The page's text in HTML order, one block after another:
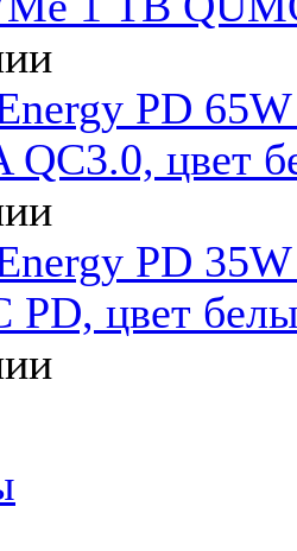
PD
QC3.0, цвет
PD
PD, цвет